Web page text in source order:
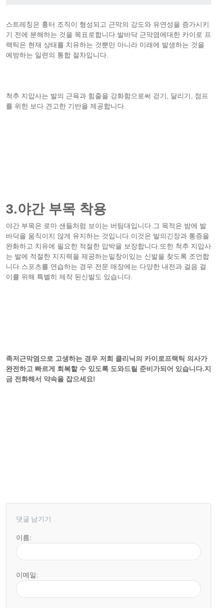
스트레칭은 흉터 조직이 형성되고 근막의 강도와 유연성을 증가시키
기 전에 분해하는 것을 목표로합니다.발바닥 근막염에대한 카이로 프
랙틱은 현재 상태를 치유하는 것뿐만 아니라 미래에 발생하는 것을
예방하는 일련의 통합 절차입니다.
척추 지압사는 발의 근육과 힘줄을 강화함으로써 걷기, 달리기, 점프
를 위한 보다 견고한 기반을 제공합니다.
3.야간 부목 착용
야간 부목은 로마 샌들처럼 보이는 버팀대입니다.그 목적은 밤에 발
바닥을 움직이지 않게 유지하는 것입니다.이것은 발의긴장과 통증을
완화하고 치유에 필요한 적절한 압박을 보장합니다.또한 척추 지압사
는 발에 적절한 지지력을 제공하는밑창이있는 신발을 찾도록 조언합
니다.스포츠를 연습하는 경우 전문 매장에는 다양한 내전과 걸음 걸
이를 위해 특별히 제작 된신발도 있습니다.
족저근막염으로 고생하는 경우 저희 클리닉의 카이로프랙틱 의사가
완전하고 빠르게 회복할 수 있도록 도와드릴 준비가되어 있습니다.지
금 전화해서 약속을 잡으세요!
댓글 남기기
이름:
이메일: